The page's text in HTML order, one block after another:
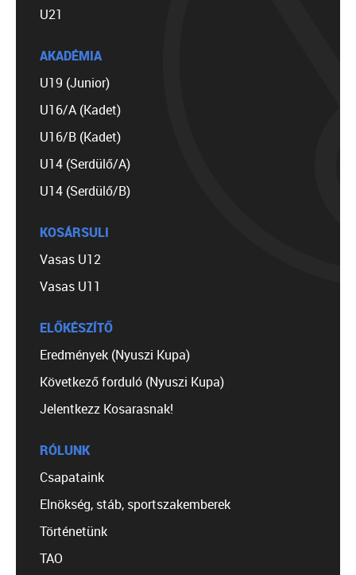
U21
AKADÉMIA
U19 (Junior)
U16/A (Kadet)
U16/B (Kadet)
U14 (Serdülő/A)
U14 (Serdülő/B)
KOSÁRSULI
Vasas U12
Vasas U11
ELŐKÉSZÍTŐ
Eredmények (Nyuszi Kupa)
Következő forduló (Nyuszi Kupa)
Jelentkezz Kosarasnak!
RÓLUNK
Csapataink
Elnökség, stáb, sportszakemberek
Történetünk
TAO